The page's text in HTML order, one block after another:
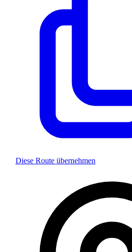
Diese Route übernehmen